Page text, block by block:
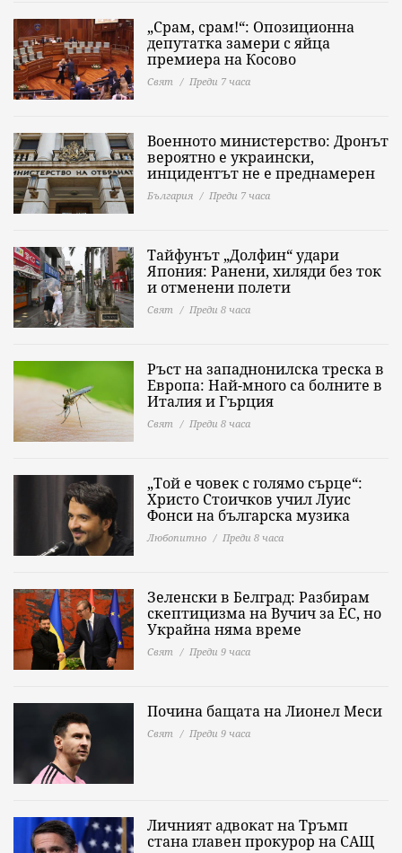
„Срам, срам!“: Опозиционна
депутатка замери с яйца
премиера на Косово
Свят Преди 7 часа
Военното министерство: Дронът
вероятно е украински,
инцидентът не е преднамерен
България Преди 7 часа
Тайфунът „Долфин“ удари
Япония: Ранени, хиляди без ток
и отменени полети
Свят Преди 8 часа
Ръст на западнонилска треска в
Европа: Най-много са болните в
Италия и Гърция
Свят Преди 8 часа
„Той е човек с голямо сърце“:
Христо Стоичков учил Луис
Фонси на българска музика
Любопитно Преди 8 часа
Зеленски в Белград: Разбирам
скептицизма на Вучич за ЕС, но
Украйна няма време
Свят Преди 9 часа
Почина бащата на Лионел Меси
Свят Преди 9 часа
Личният адвокат на Тръмп
стана главен прокурор на САЩ